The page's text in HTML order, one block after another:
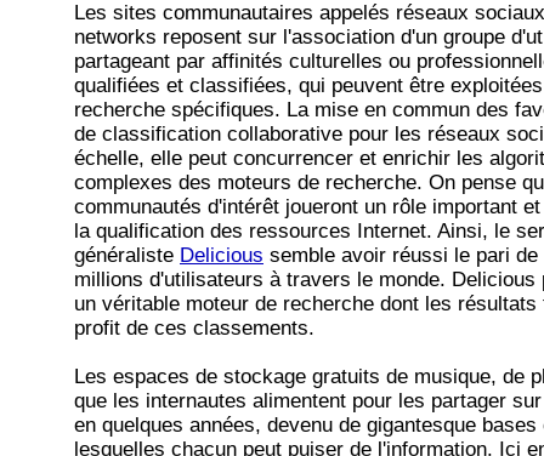
Les sites communautaires appelés réseaux
networks reposent sur l'association d'un groupe
partageant par affinités culturelles ou
qualifiées et classifiées, qui peuvent être
recherche spécifiques. La mise en commun des
de classification collaborative pour les réseaux
échelle, elle peut concurrencer et enrichir les
complexes des moteurs de recherche. On pense
communautés d'intérêt joueront un rôle important
la qualification des ressources Internet. Ainsi, le
généraliste Delicious semble avoir réussi le pari de
millions d'utilisateurs à travers le monde. Delicious
un véritable moteur de recherche dont les résultats
profit de ces classements.
Les espaces de stockage gratuits de musique, de
que les internautes alimentent pour les partager
en quelques années, devenu de gigantesque bases
lesquelles chacun peut puiser de l'information. Ici